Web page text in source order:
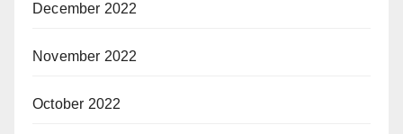
December 2022
November 2022
October 2022